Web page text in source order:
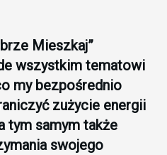
Mieszkaj”
wszystkim tematowi
my bezpośrednio
zużycie energii
tym samym także
swojego